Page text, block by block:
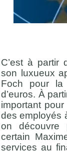
C’est à partir
son luxueux
Foch pour la
d’euros. À
important
des employés
on découvre
certain
services au